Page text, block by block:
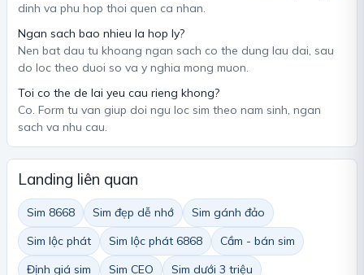
dinh va phu hop thoi quen ca nhan.
Ngan sach bao nhieu la hop ly?
Nen bat dau tu khoang ngan sach co the dung lau dai, sau
do loc theo duoi so va y nghia mong muon.
Toi co the de lai yeu cau rieng khong?
Co. Form tu van giup doi ngu loc sim theo nam sinh, ngan
sach va nhu cau.
Landing liên quan
Sim 8668 Sim đẹp dễ nhớ
Sim gánh đảo
Sim lộc phát
Sim lộc phát 6868
Cầm - bán sim
Định giá sim
Sim CEO Sim dưới 3 triệu